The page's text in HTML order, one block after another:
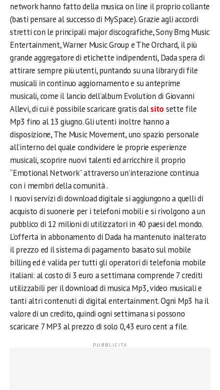
network hanno fatto della musica on line il proprio collante
(basti pensare al successo di MySpace). Grazie agli accordi
stretti con le principali major discografiche, Sony Bmg Music
Entertainment, Warner Music Group e The Orchard, il più
grande aggregatore di etichette indipendenti, Dada spera di
attirare sempre più utenti, puntando su una library di file
musicali in continuo aggiornamento e su anteprime
musicali, come il lancio dell’album Evolution di Giovanni
Allevi, di cui è possibile scaricare gratis dalsito sette file
Mp3 fino al 13 giugno. Gli utenti inoltre hanno a
disposizione, The Music Movement, uno spazio personale
all’interno del quale condividere le proprie esperienze
musicali, scoprire nuovi talenti ed arricchire il proprio
“Emotional Network” attraverso un’interazione continua
con i membri della comunità .
I nuovi servizi di download digitale si aggiungono a quelli di
acquisto di suonerie per i telefoni mobili e si rivolgono a un
pubblico di 12 milioni di utilizzatori in 40 paesi del mondo.
L’offerta in abbonamento di Dada ha mantenuto inalterato
il prezzo ed il sistema di pagamento basato sul mobile
billing ed è valida per tutti gli operatori di telefonia mobile
italiani: al costo di 3 euro a settimana comprende 7 crediti
utilizzabili per il download di musica Mp3, video musicali e
tanti altri contenuti di digital entertainment. Ogni Mp3 ha il
valore di un credito, quindi ogni settimana si possono
scaricare 7 MP3 al prezzo di solo 0,43 euro cent a file.